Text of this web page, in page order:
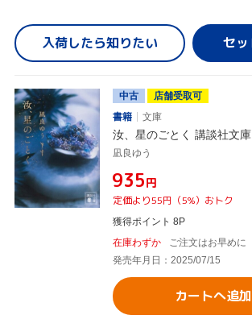
入荷したら知りたい
中古
店舗受取可
書籍
文庫
汝、星のごとく 講談社文庫
凪良ゆう
¥935円
定価より55円（5%）おトク
獲得ポイント 8P
在庫わずか
ご注文はお早めに
発売年月日：2025/07/15
カートへ追加